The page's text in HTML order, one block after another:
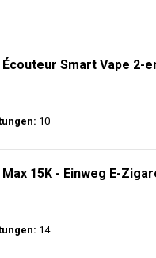
Smart Vape 2-
10
15K - Einweg E-
14